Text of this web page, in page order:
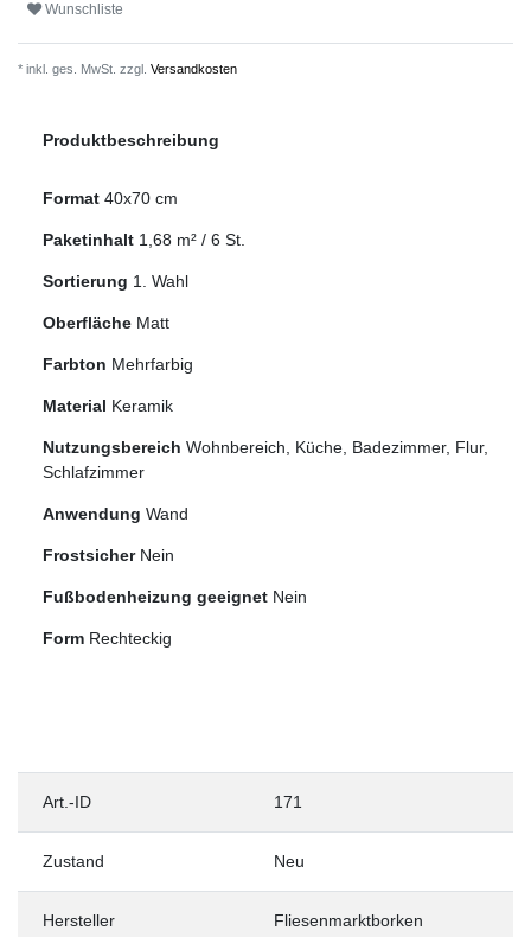
Wunschliste
* inkl. ges. MwSt. zzgl. Versandkosten
Produktbeschreibung
Format 40x70 cm
Paketinhalt 1,68 m² / 6 St.
Sortierung 1. Wahl
Oberfläche Matt
Farbton Mehrfarbig
Material Keramik
Nutzungsbereich Wohnbereich, Küche, Badezimmer, Flur,
Schlafzimmer
Anwendung Wand
Frostsicher Nein
Fußbodenheizung geeignet Nein
Form Rechteckig
Art.-ID 171
Zustand Neu
Hersteller Fliesenmarktborken